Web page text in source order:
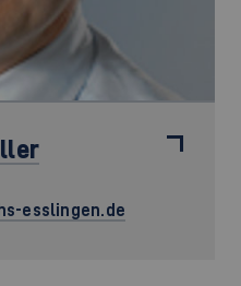
esslingen.de